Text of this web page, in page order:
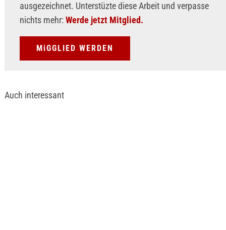
ausgezeichnet. Unterstüzte diese Arbeit und verpasse
nichts mehr: Werde jetzt Mitglied.
MiGGLIED WERDEN
Auch interessant